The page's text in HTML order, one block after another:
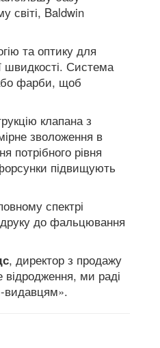
світі, Baldwin
та оптику для
швидкості. Система
фарби, щоб
клапана з
зволоження в
потрібного рівня
підвищують
спектрі
друку до фальцювання
, директор з продажу
ми раді
видавцям».